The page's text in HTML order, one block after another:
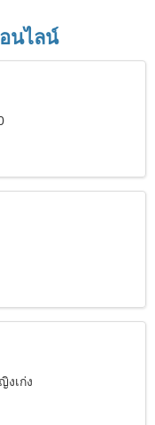
นไลน์
งเก่ง